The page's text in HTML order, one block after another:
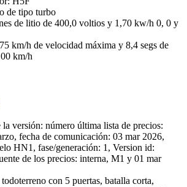
de tipo turbo
de litio de 400,0 voltios y 1,70 kw/h 0, 0 y
km/h de velocidad máxima y 8,4 segs de
km/h
versión: número última lista de precios:
fecha de comunicación: 03 mar 2026,
HN1, fase/generación: 1, Version id:
de los precios: interna, M1 y 01 mar
con 5 puertas, batalla corta,